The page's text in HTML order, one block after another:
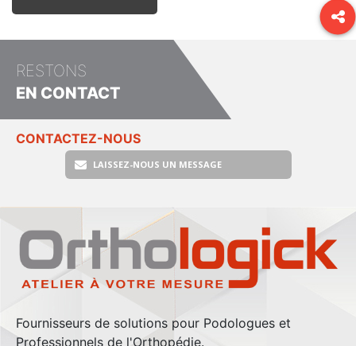
RESTONS
EN CONTACT
CONTACTEZ-NOUS
LAISSEZ-NOUS UN MESSAGE
Fournisseurs de solutions pour Podologues et
Professionnels de l'Orthopédie.